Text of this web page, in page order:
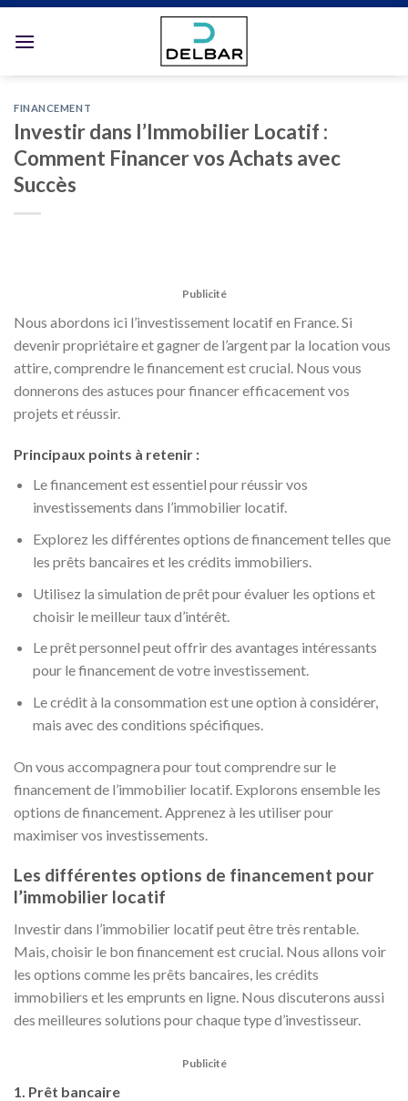
FINANCEMENT
Investir dans l’Immobilier Locatif :
Comment Financer vos Achats avec
Succès
Publicité
Nous abordons ici l’investissement locatif en France. Si
devenir propriétaire et gagner de l’argent par la location vous
attire, comprendre le financement est crucial. Nous vous
donnerons des astuces pour financer efficacement vos
projets et réussir.
Principaux points à retenir :
Le financement est essentiel pour réussir vos
investissements dans l’immobilier locatif.
Explorez les différentes options de financement telles que
les prêts bancaires et les crédits immobiliers.
Utilisez la simulation de prêt pour évaluer les options et
choisir le meilleur taux d’intérêt.
Le prêt personnel peut offrir des avantages intéressants
pour le financement de votre investissement.
Le crédit à la consommation est une option à considérer,
mais avec des conditions spécifiques.
On vous accompagnera pour tout comprendre sur le
financement de l’immobilier locatif. Explorons ensemble les
options de financement. Apprenez à les utiliser pour
maximiser vos investissements.
Les différentes options de financement pour
l’immobilier locatif
Investir dans l’immobilier locatif peut être très rentable.
Mais, choisir le bon financement est crucial. Nous allons voir
les options comme les prêts bancaires, les crédits
immobiliers et les emprunts en ligne. Nous discuterons aussi
des meilleures solutions pour chaque type d’investisseur.
Publicité
1. Prêt bancaire